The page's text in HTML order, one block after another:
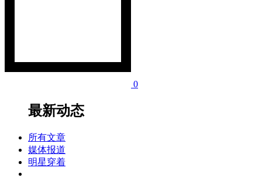
0
最新动态
所有文章
媒体报道
明星穿着